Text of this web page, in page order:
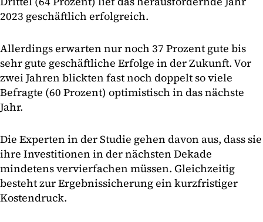
2023 geschäftlich erfolgreich.
Allerdings erwarten nur noch 37 Prozent gute bis
sehr gute geschäftliche Erfolge in der Zukunft. Vor
zwei Jahren blickten fast noch doppelt so viele
Befragte (60 Prozent) optimistisch in das nächste
Jahr.
Die Experten in der Studie gehen davon aus, dass sie
ihre Investitionen in der nächsten Dekade
mindetens vervierfachen müssen. Gleichzeitig
besteht zur Ergebnissicherung ein kurzfristiger
Kostendruck.